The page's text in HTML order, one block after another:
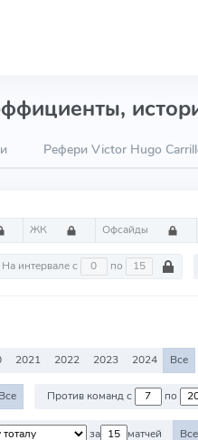
Рефери Victor Hugo
ЖК Офсайды
На интервале с по
2021 2022 2023 2024 Все
Все Против команд с по
за матчей Все